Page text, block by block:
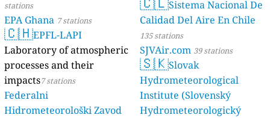
stations
EPA Ghana 7 stations
🇨🇭EPFL-LAPI
Laboratory of atmospheric
processes and their
impacts7 stations
Federalni
Hidrometeorološki Zavod
Sistema Nacional De
Calidad Del Aire En Chile
135 stations
SJVAir.com 39 stations
🇸🇰Slovak
Hydrometeorological
Institute (Slovenský
Hydrometeorologický